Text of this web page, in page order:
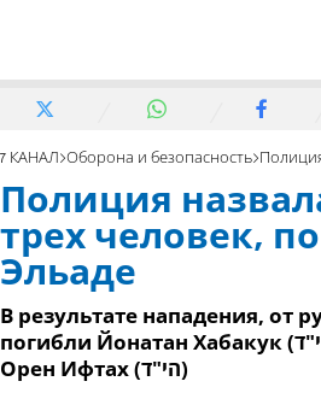
7 КАНАЛ Оборона и безопасность Полиция назвала
Полиция
трех человек,
Эльаде
В результате нападения, от
погибли Йонатан Хабакук (הי"ד), Боаз Голь (הי"ד) и
Орен Ифтах (הי"ד)